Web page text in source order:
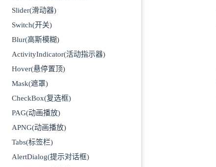
Slider(滑动器)
Switch(开关)
Blur(高斯模糊)
ActivityIndicator(活动指示器)
Hover(悬停置顶)
Mask(遮罩)
CheckBox(复选框)
PAG(动画播放)
APNG(动画播放)
Tabs(标签栏)
AlertDialog(提示对话框)